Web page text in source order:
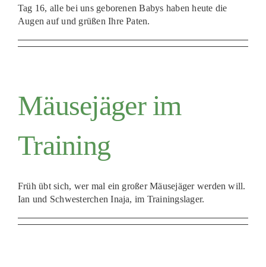
Tag 16, alle bei uns geborenen Babys haben heute die
Augen auf und grüßen Ihre Paten.
Mäusejäger im
Training
Früh übt sich, wer mal ein großer Mäusejäger werden will.
Ian und Schwesterchen Inaja, im Trainingslager.